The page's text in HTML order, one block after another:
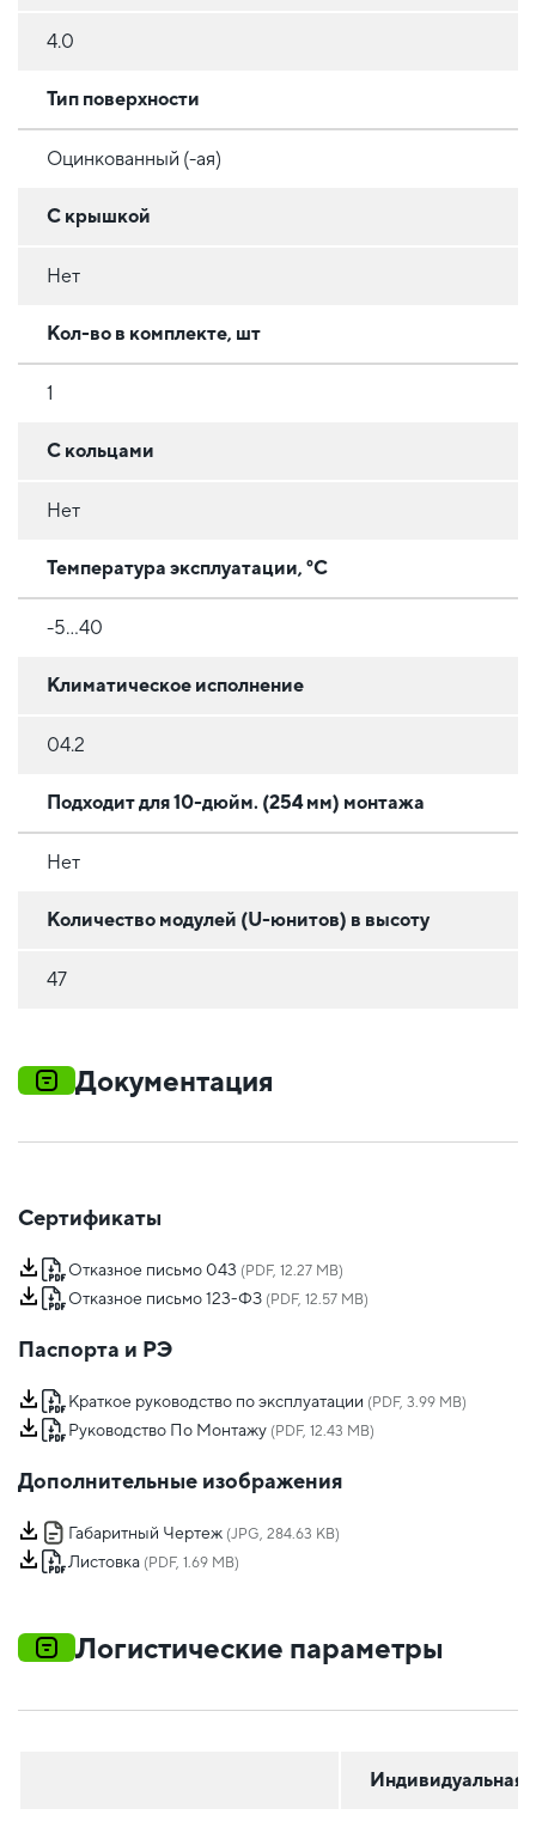
4.0
Тип поверхности
Оцинкованный (-ая)
С крышкой
Нет
Кол-во в комплекте, шт
1
С кольцами
Нет
Температура эксплуатации, °C
-5…40
Климатическое исполнение
04.2
Подходит для 10-дюйм. (254 мм) монтажа
Нет
Количество модулей (U-юнитов) в высоту
47
Документация
Сертификаты
Отказное письмо 043 (PDF, 12.27 MB)
Отказное письмо 123-ФЗ (PDF, 12.57 MB)
Паспорта и РЭ
Краткое руководство по эксплуатации (PDF, 3.99 MB)
Руководство По Монтажу (PDF, 12.43 MB)
Дополнительные изображения
Габаритный Чертеж (JPG, 284.63 KB)
Листовка (PDF, 1.69 MB)
Логистические параметры
Индивидуальная